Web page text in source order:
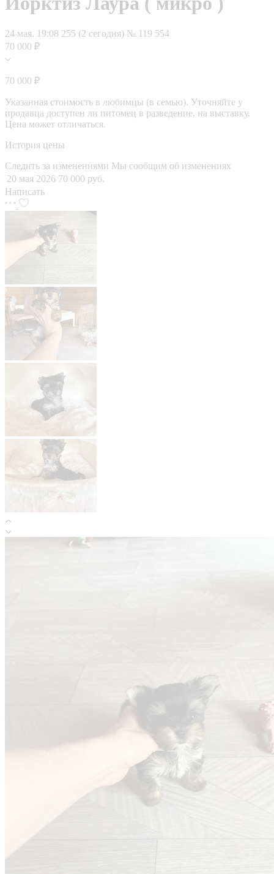
24 мая, 19:08 255 (2 сегодня) № 119 554
70 000 ₽
70 000 ₽
Указанная стоимость в любимцы (в семью). Уточняйте у
продавца доступен ли питомец в разведение, на выставку.
Цена может отличаться.
История цены
Следить за изменениями Мы сообщим об изменениях
20 мая 2026 70 000 руб.
Написать